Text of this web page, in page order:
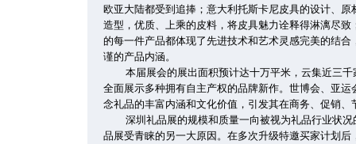
欧亚大陆都受到追捧；意大利托斯卡尼皮具的设计、
造型，优质、上乘的皮料，将皮具魅力诠释得淋漓尽
的每一件产品都体现了先进技术和艺术灵感完美的结
谨的产品内涵。
本届展会的展出面积预计达十万平米，云集近三
全面展示多种拥有自主产权的品牌新作。世博会、亚
念礼品的丰富内涵和文化价值，引发其在商务、促销
深圳礼品展的规模和质量一向被视为礼品行业状
品展受青睐的另一大原因。在多次升级特邀买家计划